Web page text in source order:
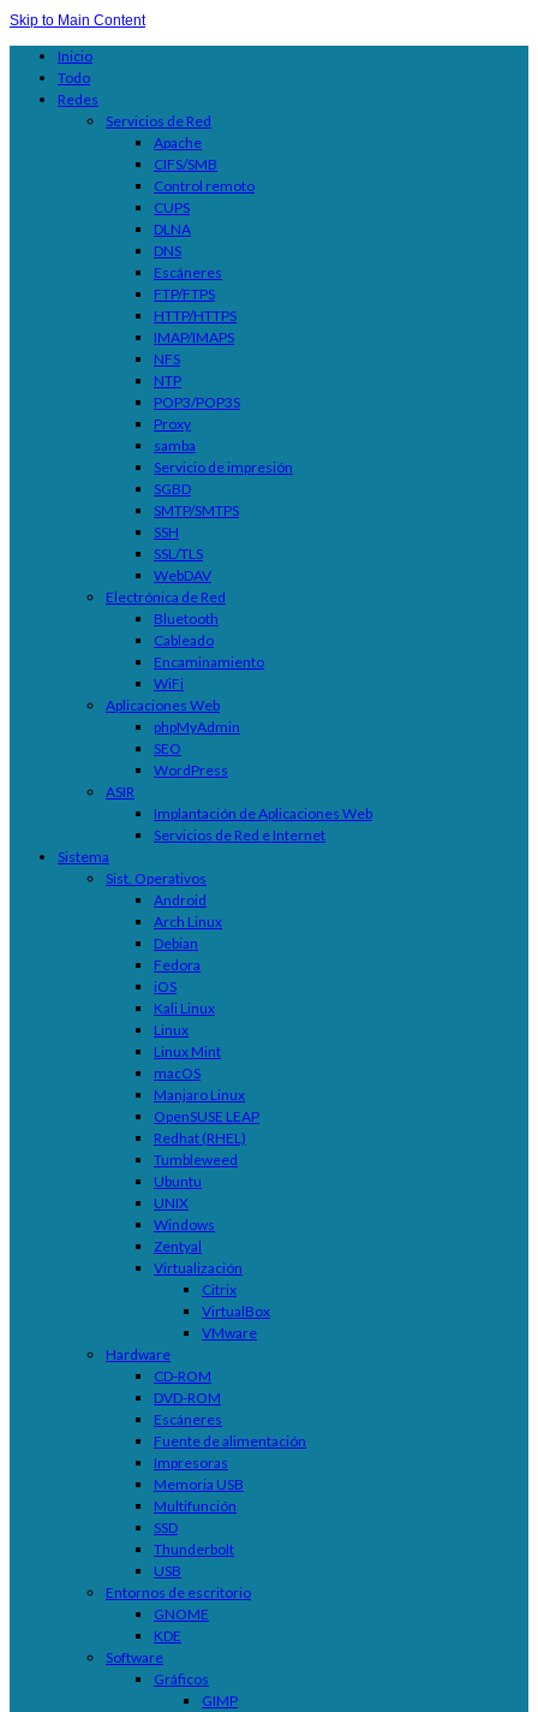
Skip to Main Content
Inicio
Todo
Redes
Servicios de Red
Apache
CIFS/SMB
Control remoto
CUPS
DLNA
DNS
Escáneres
FTP/FTPS
HTTP/HTTPS
IMAP/IMAPS
NFS
NTP
POP3/POP3S
Proxy
samba
Servicio de impresión
SGBD
SMTP/SMTPS
SSH
SSL/TLS
WebDAV
Electrónica de Red
Bluetooth
Cableado
Encaminamiento
WiFi
Aplicaciones Web
phpMyAdmin
SEO
WordPress
ASIR
Implantación de Aplicaciones Web
Servicios de Red e Internet
Sistema
Sist. Operativos
Android
Arch Linux
Debian
Fedora
iOS
Kali Linux
Linux
Linux Mint
macOS
Manjaro Linux
OpenSUSE LEAP
Redhat (RHEL)
Tumbleweed
Ubuntu
UNIX
Windows
Zentyal
Virtualización
Citrix
VirtualBox
VMware
Hardware
CD-ROM
DVD-ROM
Escáneres
Fuente de alimentación
Impresoras
Memoria USB
Multifunción
SSD
Thunderbolt
USB
Entornos de escritorio
GNOME
KDE
Software
Gráficos
GIMP